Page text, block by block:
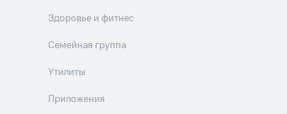
Здоровье и фитнес
Семейная группа
Утилиты
Приложения